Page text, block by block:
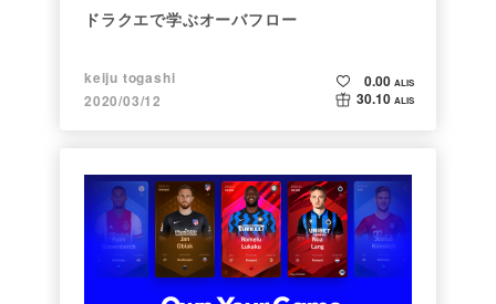
ドラクエで学ぶオーバフロー
keiju togashi
2020/03/12
0.00 ALIS
30.10 ALIS